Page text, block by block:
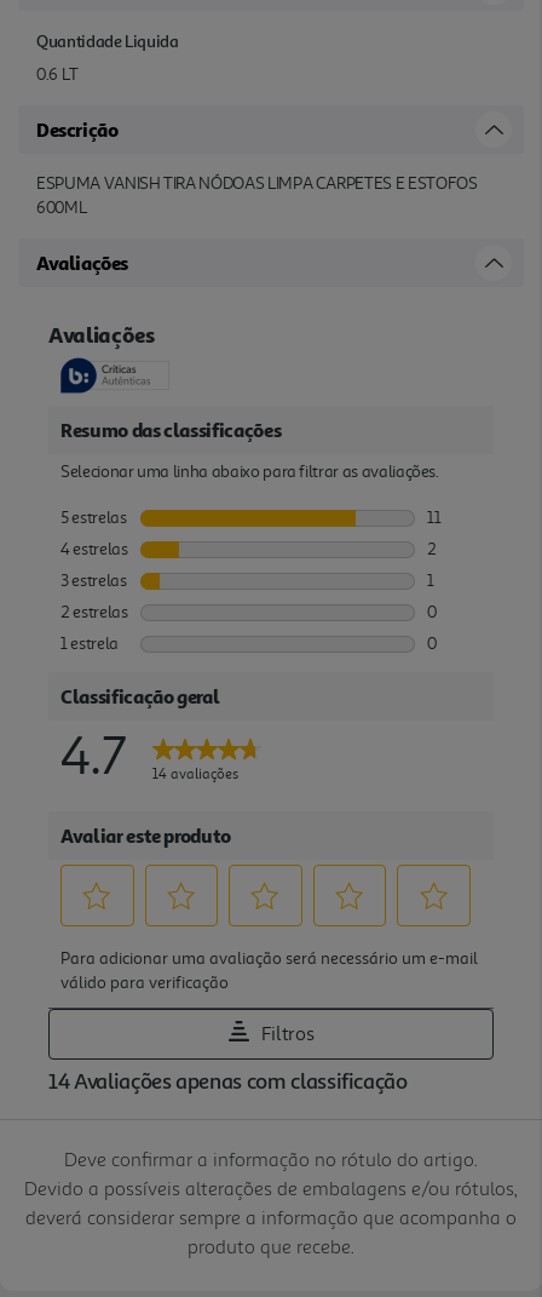
Quantidade Liquida
0.6 LT
Descrição
ESPUMA VANISH TIRA NÓDOAS LIMPA CARPETES E ESTOFOS
600ML
Avaliações
Deve confirmar a informação no rótulo do artigo.
Devido a possíveis alterações de embalagens e/ou rótulos,
deverá considerar sempre a informação que acompanha o
produto que recebe.